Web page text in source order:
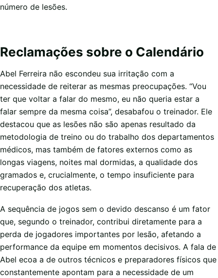
número de lesões.
Reclamações sobre o Calendário
Abel Ferreira não escondeu sua irritação com a
necessidade de reiterar as mesmas preocupações. “Vou
ter que voltar a falar do mesmo, eu não queria estar a
falar sempre da mesma coisa”, desabafou o treinador. Ele
destacou que as lesões não são apenas resultado da
metodologia de treino ou do trabalho dos departamentos
médicos, mas também de fatores externos como as
longas viagens, noites mal dormidas, a qualidade dos
gramados e, crucialmente, o tempo insuficiente para
recuperação dos atletas.
A sequência de jogos sem o devido descanso é um fator
que, segundo o treinador, contribui diretamente para a
perda de jogadores importantes por lesão, afetando a
performance da equipe em momentos decisivos. A fala de
Abel ecoa a de outros técnicos e preparadores físicos que
constantemente apontam para a necessidade de um